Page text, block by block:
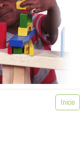
Inicio